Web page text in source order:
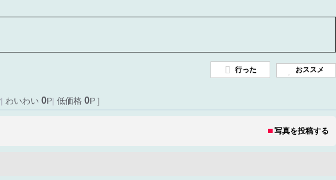
行った おススメ
わいわい 0P 低価格 0P ]
写真を投稿する